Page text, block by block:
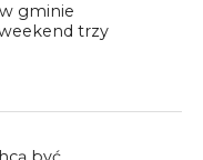
gminie
trzy